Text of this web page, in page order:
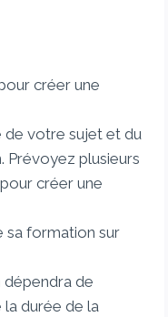
créer une
de votre sujet et du
plusieurs
créer une
sa formation sur
de
la durée de la